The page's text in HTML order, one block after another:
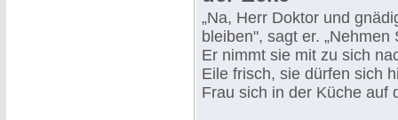
„Na, Herr Doktor und
bleiben", sagt er.
Er nimmt sie mit zu sich
Eile frisch, sie dürfen sich
Frau sich in der Küche auf